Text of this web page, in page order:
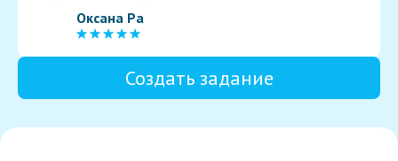
Оксана Ра
Создать задание